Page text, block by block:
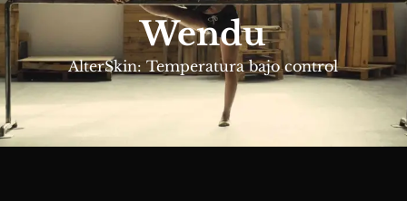
Wendu
AlterSkin: Temperatura bajo control